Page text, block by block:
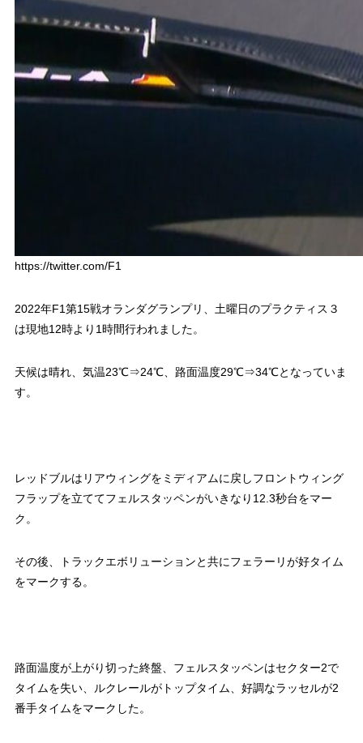
https://twitter.com/F1
2022年F1第15戦オランダグランプリ、土曜日のプラクティス３
は現地12時より1時間行われました。
天候は晴れ、気温23℃⇒24℃、路面温度29℃⇒34℃となっていま
す。
レッドブルはリアウィングをミディアムに戻しフロントウィング
フラップを立ててフェルスタッペンがいきなり12.3秒台をマー
ク。
その後、トラックエボリューションと共にフェラーリが好タイム
をマークする。
路面温度が上がり切った終盤、フェルスタッペンはセクター2で
タイムを失い、ルクレールがトップタイム、好調なラッセルが2
番手タイムをマークした。